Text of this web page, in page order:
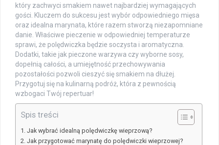
który zachwyci smakiem nawet najbardziej wymagających
gości. Kluczem do sukcesu jest wybór odpowiedniego mięsa
oraz idealna marynata, które razem stworzą niezapomniane
danie. Właściwe pieczenie w odpowiedniej temperaturze
sprawi, że polędwiczka będzie soczysta i aromatyczna.
Dodatki, takie jak pieczone warzywa czy wyborne sosy,
dopełnią całości, a umiejętność przechowywania
pozostałości pozwoli cieszyć się smakiem na dłużej.
Przygotuj się na kulinarną podróż, która z pewnością
wzbogaci Twój repertuar!
Spis treści
Jak wybrać idealną polędwiczkę wieprzową?
Jak przygotować marynatę do polędwiczki wieprzowej?